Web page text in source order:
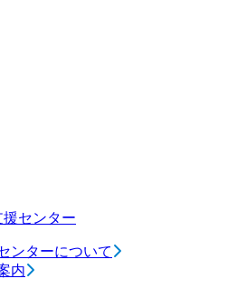
ンターについて
内